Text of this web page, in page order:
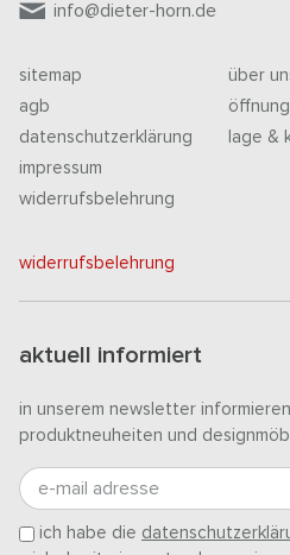
info@dieter-horn.de
sitemap
agb
datenschutzerklärung
impressum
widerrufsbelehrung
über
lage &
widerrufsbelehrung
aktuell informiert
in unserem newsletter
produktneuheiten und
e-mail adresse
ich habe die